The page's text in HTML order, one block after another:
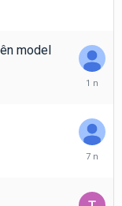
model
Tháng
2025
Tháng
2019